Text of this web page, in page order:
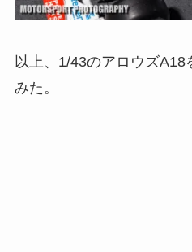
以上、1/43のアロウズ
みた。